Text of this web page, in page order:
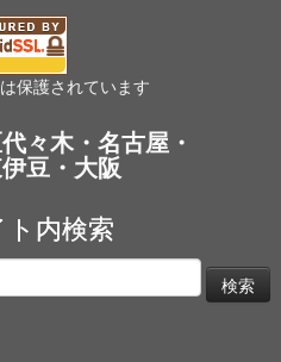
保護されています
々木・名古屋・
伊豆・大阪
ト内検索